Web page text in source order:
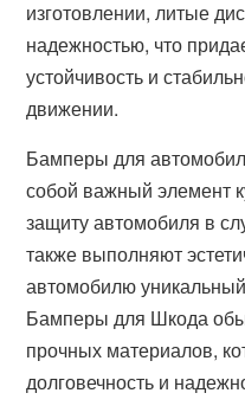
изготовлении, литые
надежностью, что
устойчивость и
движении.
Бамперы для
собой важный элемент
защиту автомобиля в
также выполняют
автомобилю
Бамперы для Шкода
прочных материалов,
долговечность и